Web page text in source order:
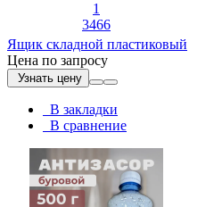
1
3466
Ящик складной пластиковый
Цена по запросу
Узнать цену
В закладки
В сравнение